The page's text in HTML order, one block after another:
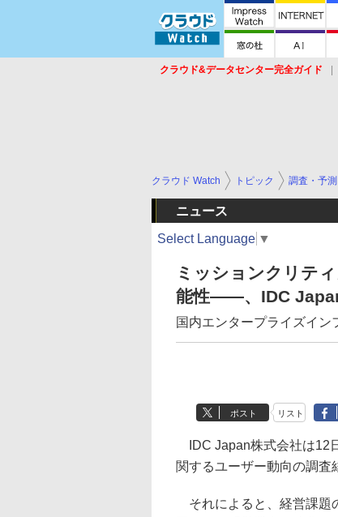
クラウド&データセンター完全ガイド
クラウド Watch トピック 調査・予測
ニュース
Select Language ▼
ミッションクリテ
能性――、IDC
国内エンタープライズイン
ポスト リスト
IDC Japan株式会社は12
関するユーザー動向の調査
それによると、経営課題